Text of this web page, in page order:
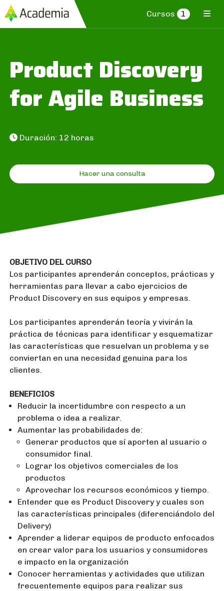
Cursos 1
Product Discovery
for Agile Business
Duración: 12 horas
Hacer una consulta
OBJETIVO DEL CURSO
Los participantes aprenderán conceptos, prácticas y
herramientas para llevar a cabo ejercicios de
Product Discovery en sus equipos y empresas.
Los participantes aprenderán teoría y vivirán la
práctica de técnicas para identificar y esquematizar
las características que resuelvan un problema y se
conviertan en una necesidad genuina para los
clientes.
BENEFICIOS
Reducir la incertidumbre con respecto a un
problema o idea a realizar.
Aumentar las probabilidades de:
Generar productos que sí aporten al usuario o
consumidor final.
Lograr los objetivos comerciales de los
productos
Aprovechar los recursos económicos y tiempo.
Entender que es Product Discovery y cuales son
las características principales (diferenciándolo del
Delivery)
Aprender a liderar equipos de producto enfocados
en crear valor para los usuarios y consumidores
e impacto en la organización
Conocer herramientas y actividades que utilizan
frecuentemente equipos para realizar sus